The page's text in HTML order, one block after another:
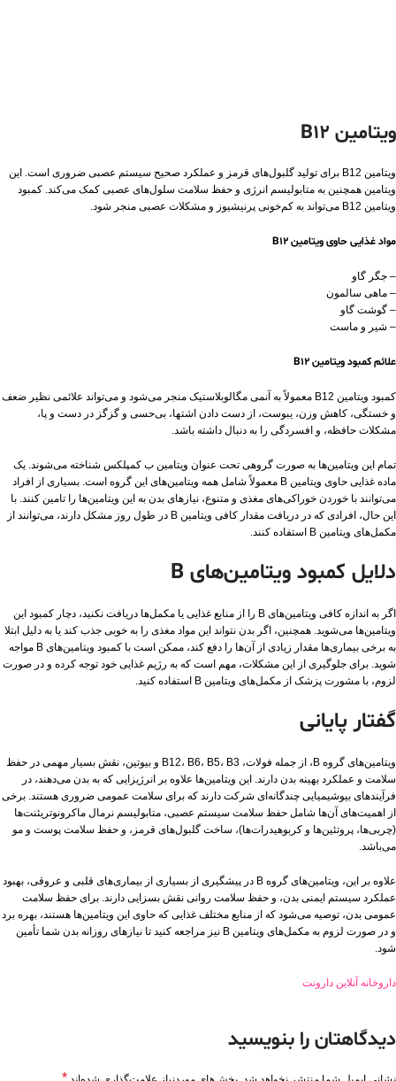
ویتامین B12
ویتامین B12 برای تولید گلبول‌های قرمز و عملکرد صحیح سیستم عصبی ضروری است. این
ویتامین همچنین به متابولیسم انرژی و حفظ سلامت سلول‌های عصبی کمک می‌کند. کمبود
ویتامین B12 می‌تواند به کم‌خونی پرنیشیوز و مشکلات عصبی منجر شود.
مواد غذایی حاوی ویتامین B12
– جگر گاو
– ماهی سالمون
– گوشت گاو
– شیر و ماست
علائم کمبود ویتامین B12
کمبود ویتامین B12 معمولاً به آنمی مگالوبلاستیک منجر می‌شود و می‌تواند علائمی نظیر ضعف
و خستگی، کاهش وزن، یبوست، از دست دادن اشتها، بی‌حسی و گزگز در دست و پا،
مشکلات حافظه، و افسردگی را به دنبال داشته باشد.
تمام این ویتامین‌ها به صورت گروهی تحت عنوان ویتامین ب کمپلکس شناخته می‌شوند. یک
ماده غذایی حاوی ویتامین B معمولاً شامل همه ویتامین‌های این گروه است. بسیاری از افراد
می‌توانند با خوردن خوراکی‌های مغذی و متنوع، نیازهای بدن به این ویتامین‌ها را تامین کنند. با
این حال، افرادی که در دریافت مقدار کافی ویتامین B در طول روز مشکل دارند، می‌توانند از
مکمل‌های ویتامین B استفاده کنند.
دلایل کمبود ویتامین‌های B
اگر به اندازه کافی ویتامین‌های B را از منابع غذایی یا مکمل‌ها دریافت نکنید، دچار کمبود این
ویتامین‌ها می‌شوید. همچنین، اگر بدن نتواند این مواد مغذی را به خوبی جذب کند یا به دلیل ابتلا
به برخی بیماری‌ها مقدار زیادی از آن‌ها را دفع کند، ممکن است با کمبود ویتامین‌های B مواجه
شوید. برای جلوگیری از این مشکلات، مهم است که به رژیم غذایی خود توجه کرده و در صورت
لزوم، با مشورت پزشک از مکمل‌های ویتامین B استفاده کنید.
گفتار پایانی
ویتامین‌های گروه B، از جمله فولات، B12، B6، B5، B3 و بیوتین، نقش بسیار مهمی در حفظ
سلامت و عملکرد بهینه بدن دارند. این ویتامین‌ها علاوه بر انرژیزایی که به بدن می‌دهند، در
فرآیندهای بیوشیمیایی چندگانه‌ای شرکت دارند که برای سلامت عمومی ضروری هستند. برخی
از اهمیت‌های آن‌ها شامل حفظ سلامت سیستم عصبی، متابولیسم نرمال ماکرونوتریئنت‌ها
(چربی‌ها، پروتئین‌ها و کربوهیدرات‌ها)، ساخت گلبول‌های قرمز، و حفظ سلامت پوست و مو
می‌باشد.
علاوه بر این، ویتامین‌های گروه B در پیشگیری از بسیاری از بیماری‌های قلبی و عروقی، بهبود
عملکرد سیستم ایمنی بدن، و حفظ سلامت روانی نقش بسزایی دارند. برای حفظ سلامت
عمومی بدن، توصیه می‌شود که از منابع مختلف غذایی که حاوی این ویتامین‌ها هستند، بهره برد
و در صورت لزوم به مکمل‌های ویتامین B نیز مراجعه کنید تا نیازهای روزانه بدن شما تأمین
شود.
داروخانه آنلاین دارونت
دیدگاهتان را بنویسید
*